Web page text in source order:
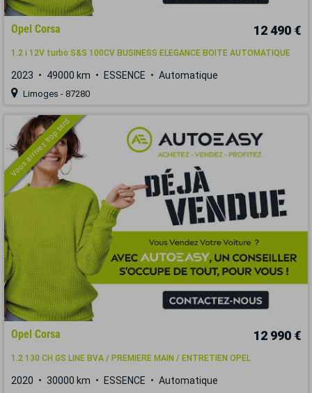
Opel Corsa 12 490 €
1.2 i 12V turbo S&S 100CV BUSINESS ELEGANCE BOITE AUTOMATIQUE
2023 49000 km ESSENCE Automatique
Limoges - 87280
Vous arrivez trop tard
Opel Corsa 12 990 €
1.2 130 CH GS LINE BVA / PREMIERE MAIN / ENTRETIEN OPEL
2020 30000 km ESSENCE Automatique